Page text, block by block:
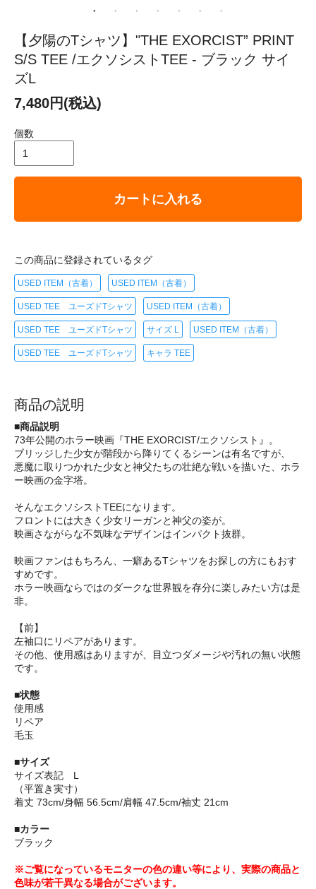
【夕陽のTシャツ】"THE EXORCIST” PRINT
S/S TEE /エクソシストTEE - ブラック サイ
ズL
7,480円(税込)
個数
カートに入れる
この商品に登録されているタグ
USED ITEM（古着） USED ITEM（古着）
USED TEE ユーズドTシャツ USED ITEM（古着）
USED TEE ユーズドTシャツ サイズ L USED ITEM（古着）
USED TEE ユーズドTシャツ キャラ TEE
商品の説明
■商品説明
73年公開のホラー映画『THE EXORCIST/エクソシスト』。
ブリッジした少女が階段から降りてくるシーンは有名ですが、
悪魔に取りつかれた少女と神父たちの壮絶な戦いを描いた、ホラ
ー映画の金字塔。
そんなエクソシストTEEになります。
フロントには大きく少女リーガンと神父の姿が。
映画さながらな不気味なデザインはインパクト抜群。
映画ファンはもちろん、一癖あるTシャツをお探しの方にもおす
すめです。
ホラー映画ならではのダークな世界観を存分に楽しみたい方は是
非。
【前】
左袖口にリペアがあります。
その他、使用感はありますが、目立つダメージや汚れの無い状態
です。
■状態
使用感
リペア
毛玉
■サイズ
サイズ表記 L
（平置き実寸）
着丈 73cm/身幅 56.5cm/肩幅 47.5cm/袖丈 21cm
■カラー
ブラック
※ご覧になっているモニターの色の違い等により、実際の商品と
色味が若干異なる場合がございます。